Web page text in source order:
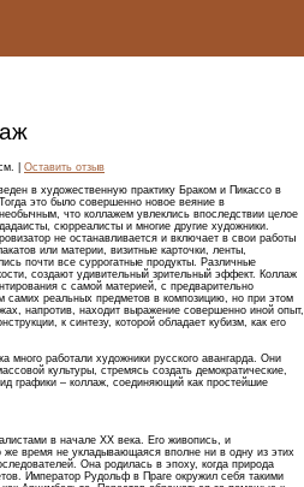
| Оставить отзыв
в художественную практику Браком и Пикассо в
это было совершенно новое веяние в
что коллажем увлеклись впоследствии целое
сюрреалисты и многие другие художники.
не останавливается и включает в свои работы
или материи, визитные карточки, ленты,
почти все суррогатные продукты. Различные
создают удивительный зрительный эффект. Коллаж
с самой материей, с предварительно
реальных предметов в композицию, но при этом
напротив, находит выражение совершенно иной опыт,
к синтезу, которой обладает кубизм, как его
много работали художники русского авангарда. Они
культуры, стремясь создать демократические,
графики – коллаж, соединяющий как простейшие
в начале XX века. Его живопись, и
же время не укладывающаяся вполне ни в одну из этих
Она родилась в эпоху, когда природа
Император Рудольф в Праге окружил себя такими